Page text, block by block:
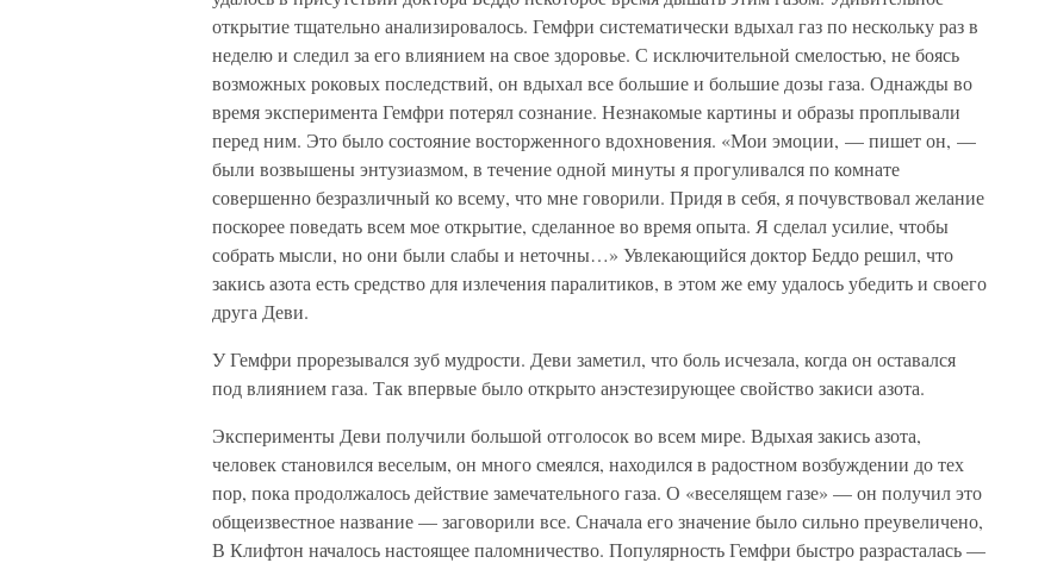
открытие тщательно анализировалось. Гемфри систематически вдыхал газ по нескольку раз в
неделю и следил за его влиянием на свое здоровье. С исключительной смелостью, не боясь
возможных роковых последствий, он вдыхал все большие и большие дозы газа. Однажды во
время эксперимента Гемфри потерял сознание. Незнакомые картины и образы проплывали
перед ним. Это было состояние восторженного вдохновения. «Мои эмоции, — пишет он, —
были возвышены энтузиазмом, в течение одной минуты я прогуливался по комнате
совершенно безразличный ко всему, что мне говорили. Придя в себя, я почувствовал желание
поскорее поведать всем мое открытие, сделанное во время опыта. Я сделал усилие, чтобы
собрать мысли, но они были слабы и неточны…» Увлекающийся доктор Беддо решил, что
закись азота есть средство для излечения паралитиков, в этом же ему удалось убедить и своего
друга Деви.
У Гемфри прорезывался зуб мудрости. Деви заметил, что боль исчезала, когда он оставался
под влиянием газа. Так впервые было открыто анэстезирующее свойство закиси азота.
Эксперименты Деви получили большой отголосок во всем мире. Вдыхая закись азота,
человек становился веселым, он много смеялся, находился в радостном возбуждении до тех
пор, пока продолжалось действие замечательного газа. О «веселящем газе» — он получил это
общеизвестное название — заговорили все. Сначала его значение было сильно преувеличено,
В Клифтон началось настоящее паломничество. Популярность Гемфри быстро разрасталась —